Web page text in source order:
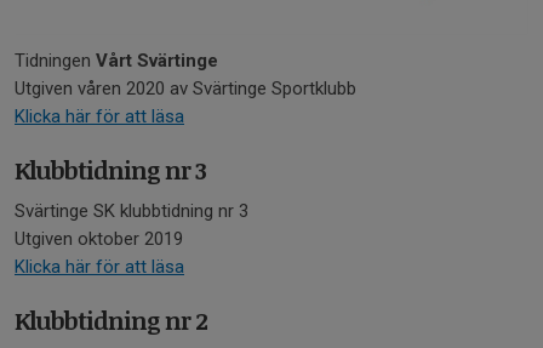
Tidningen Vårt Svärtinge
Utgiven våren 2020 av Svärtinge Sportklubb
Klicka här för att läsa
Klubbtidning nr 3
Svärtinge SK klubbtidning nr 3
Utgiven oktober 2019
Klicka här för att läsa
Klubbtidning nr 2